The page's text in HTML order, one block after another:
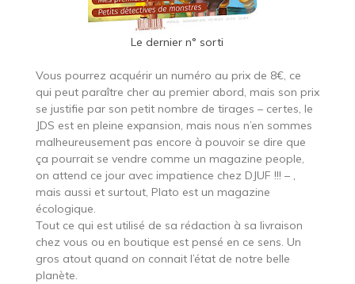
Le dernier n° sorti
Vous pourrez acquérir un numéro au prix de 8€, ce
qui peut paraître cher au premier abord, mais son prix
se justifie par son petit nombre de tirages – certes, le
JDS est en pleine expansion, mais nous n’en sommes
malheureusement pas encore à pouvoir se dire que
ça pourrait se vendre comme un magazine people,
on attend ce jour avec impatience chez DJUF !!! – ,
mais aussi et surtout, Plato est un magazine
écologique.
Tout ce qui est utilisé de sa rédaction à sa livraison
chez vous ou en boutique est pensé en ce sens. Un
gros atout quand on connait l’état de notre belle
planète.